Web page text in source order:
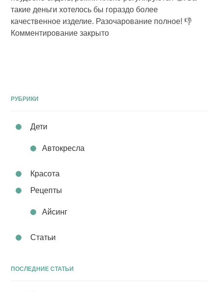
такие деньги хотелось бы гораздо более
качественное изделие. Разочарование полное! 👎
Комментирование закрыто
РУБРИКИ
Дети
Автокресла
Красота
Рецепты
Айсинг
Статьи
ПОСЛЕДНИЕ СТАТЬИ